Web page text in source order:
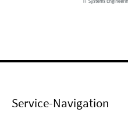
Service-Navigation